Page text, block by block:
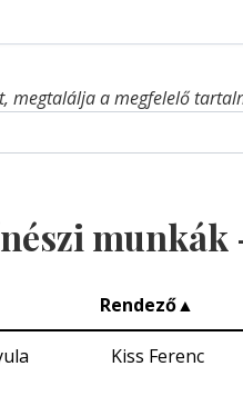
megtalálja a megfelelő
munkák
Rendező▲
Kiss Ferenc